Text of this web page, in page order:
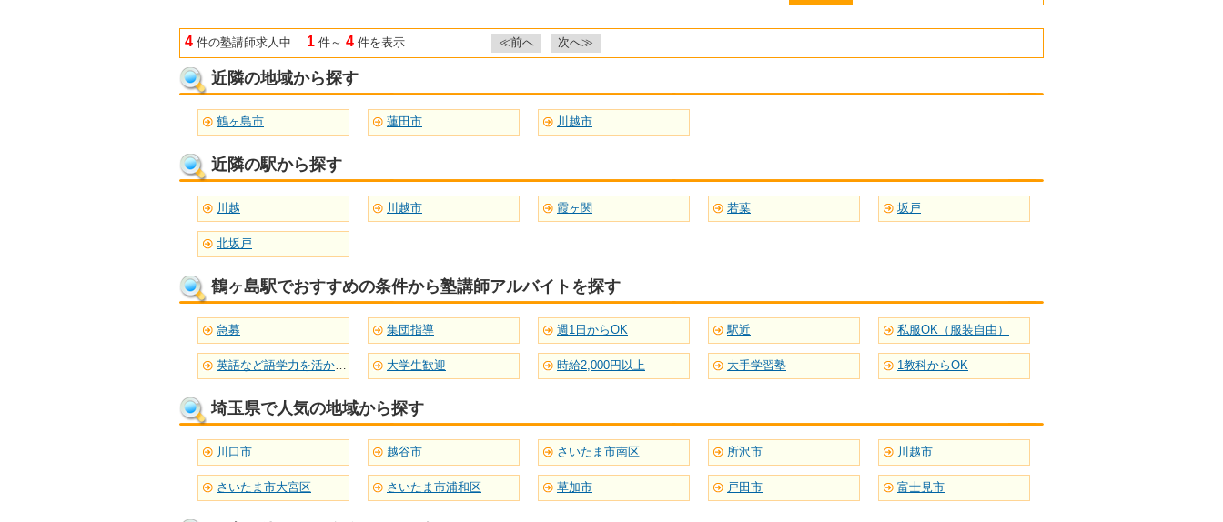
4 件の塾講師求人中 1 件～ 4 件を表示 ≪前へ 次へ≫
近隣の地域から探す
鶴ヶ島市 蓮田市 川越市
近隣の駅から探す
川越 川越市 霞ヶ関 若葉 坂戸
北坂戸
鶴ヶ島駅でおすすめの条件から塾講師アルバイトを探す
急募 集団指導 週1日からOK 駅近 私服OK（服装自由）
英語など語学力を活かせる 大学生歓迎 時給2,000円以上 大手学習塾 1教科からOK
埼玉県で人気の地域から探す
川口市 越谷市 さいたま市南区 所沢市 川越市
さいたま市大宮区 さいたま市浦和区 草加市 戸田市 富士見市